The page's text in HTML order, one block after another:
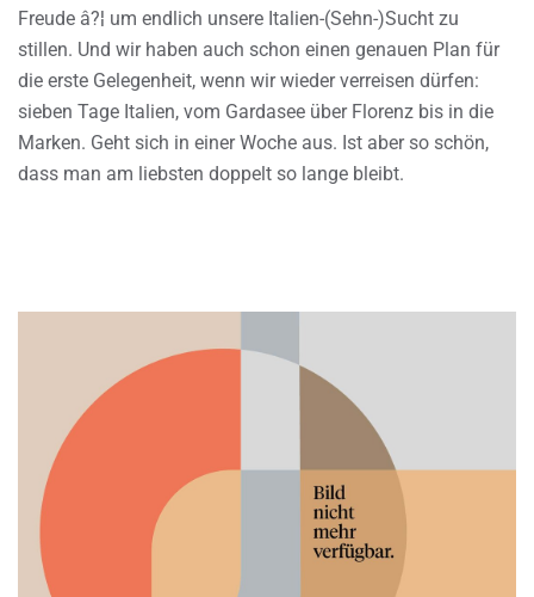
Freude â?¦ um endlich unsere Italien-(Sehn-)Sucht zu
stillen. Und wir haben auch schon einen genauen Plan für
die erste Gelegenheit, wenn wir wieder verreisen dürfen:
sieben Tage Italien, vom Gardasee über Florenz bis in die
Marken. Geht sich in einer Woche aus. Ist aber so schön,
dass man am liebsten doppelt so lange bleibt.